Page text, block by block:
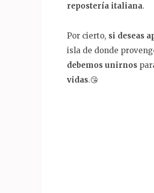
repostería italiana.
Por cierto, si deseas
isla de donde
debemos unirnos
vidas.😘